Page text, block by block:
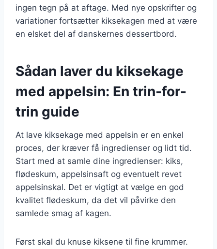
ingen tegn på at aftage. Med nye opskrifter og
variationer fortsætter kiksekagen med at være
en elsket del af danskernes dessertbord.
Sådan laver du kiksekage
med appelsin: En trin-for-
trin guide
At lave kiksekage med appelsin er en enkel
proces, der kræver få ingredienser og lidt tid.
Start med at samle dine ingredienser: kiks,
flødeskum, appelsinsaft og eventuelt revet
appelsinskal. Det er vigtigt at vælge en god
kvalitet flødeskum, da det vil påvirke den
samlede smag af kagen.
Først skal du knuse kiksene til fine krummer.